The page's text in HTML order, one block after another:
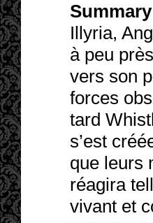
Illyria,
à peu
vers son
forces
tard
s’est
que leurs
réagira
vivant et